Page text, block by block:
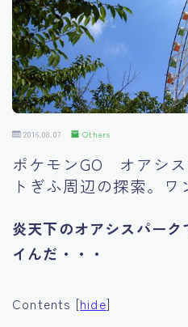
Event
Go out
Others
Tourism
2016.08.07 Others
ポケモンGO オアシ
トぎふ周辺の探索。ワ
炎天下のオアシスパー
イんだ・・・
Contents [hide]